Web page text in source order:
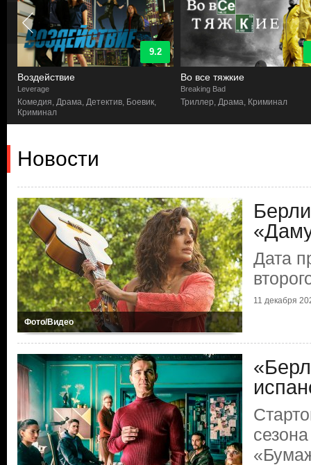
9.2
Воздействие
Leverage
Комедия, Драма, Детектив, Боевик,
Криминал
Во все тяжкие
Breaking Bad
Триллер, Драма, Криминал
Новости
Фото/Видео
Дата
11 декабря